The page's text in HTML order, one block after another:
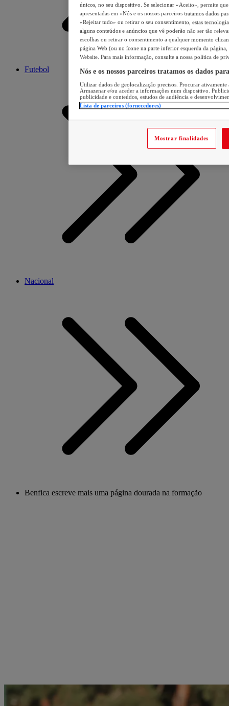
Futebol
Nacional
Benfica escreve mais uma página dourada na formação
únicos, no seu dispositivo. Se selecionar «Aceito», permite
apresentadas em «Nós e os nossos parceiros tratamos dados
«Rejeitar tudo» ou retirar o seu consentimento, estas
alguns conteúdos e anúncios que vê poderão não ser tão
escolhas ou retirar o consentimento a qualquer momento
página Web (ou no ícone na parte inferior esquerda da página,
Website. Para mais informação, consulte a nossa política de
Nós e os nossos parceiros tratamos os dados
Utilizar dados de geolocalização precisos. Procurar
Armazenar e/ou aceder a informações num dispositivo.
publicidade e conteúdos, estudos de audiência e
Lista de parceiros (fornecedores)
Mostrar finalidades